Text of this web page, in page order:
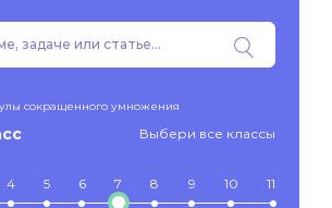
сокращенного умножения
Выбери все классы
4 5 6 7 8 9 10 11